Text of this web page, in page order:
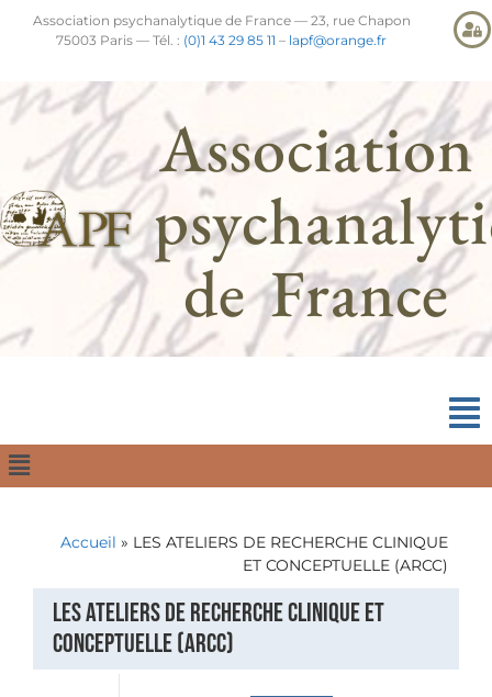
Association psychanalytique de France — 23, rue Chapon
75003 Paris — Tél. : (0)1 43 29 85 11 – lapf@orange.fr
Association
de France
Accueil » LES ATELIERS DE RECHERCHE CLINIQUE
ET CONCEPTUELLE (ARCC)
LES ATELIERS DE RECHERCHE CLINIQUE ET
CONCEPTUELLE (ARCC)